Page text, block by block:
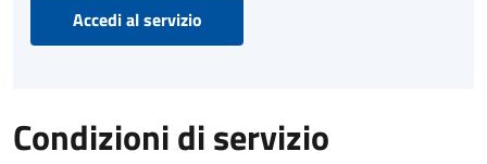
Accedi al servizio
Condizioni di servizio